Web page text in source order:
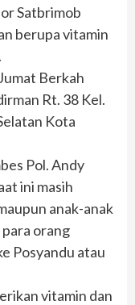
Satbrimob
berupa vitamin
Berkah
Rt. 38 Kel.
Kota
Pol. Andy
ini masih
anak-anak
orang
Posyandu atau
vitamin dan